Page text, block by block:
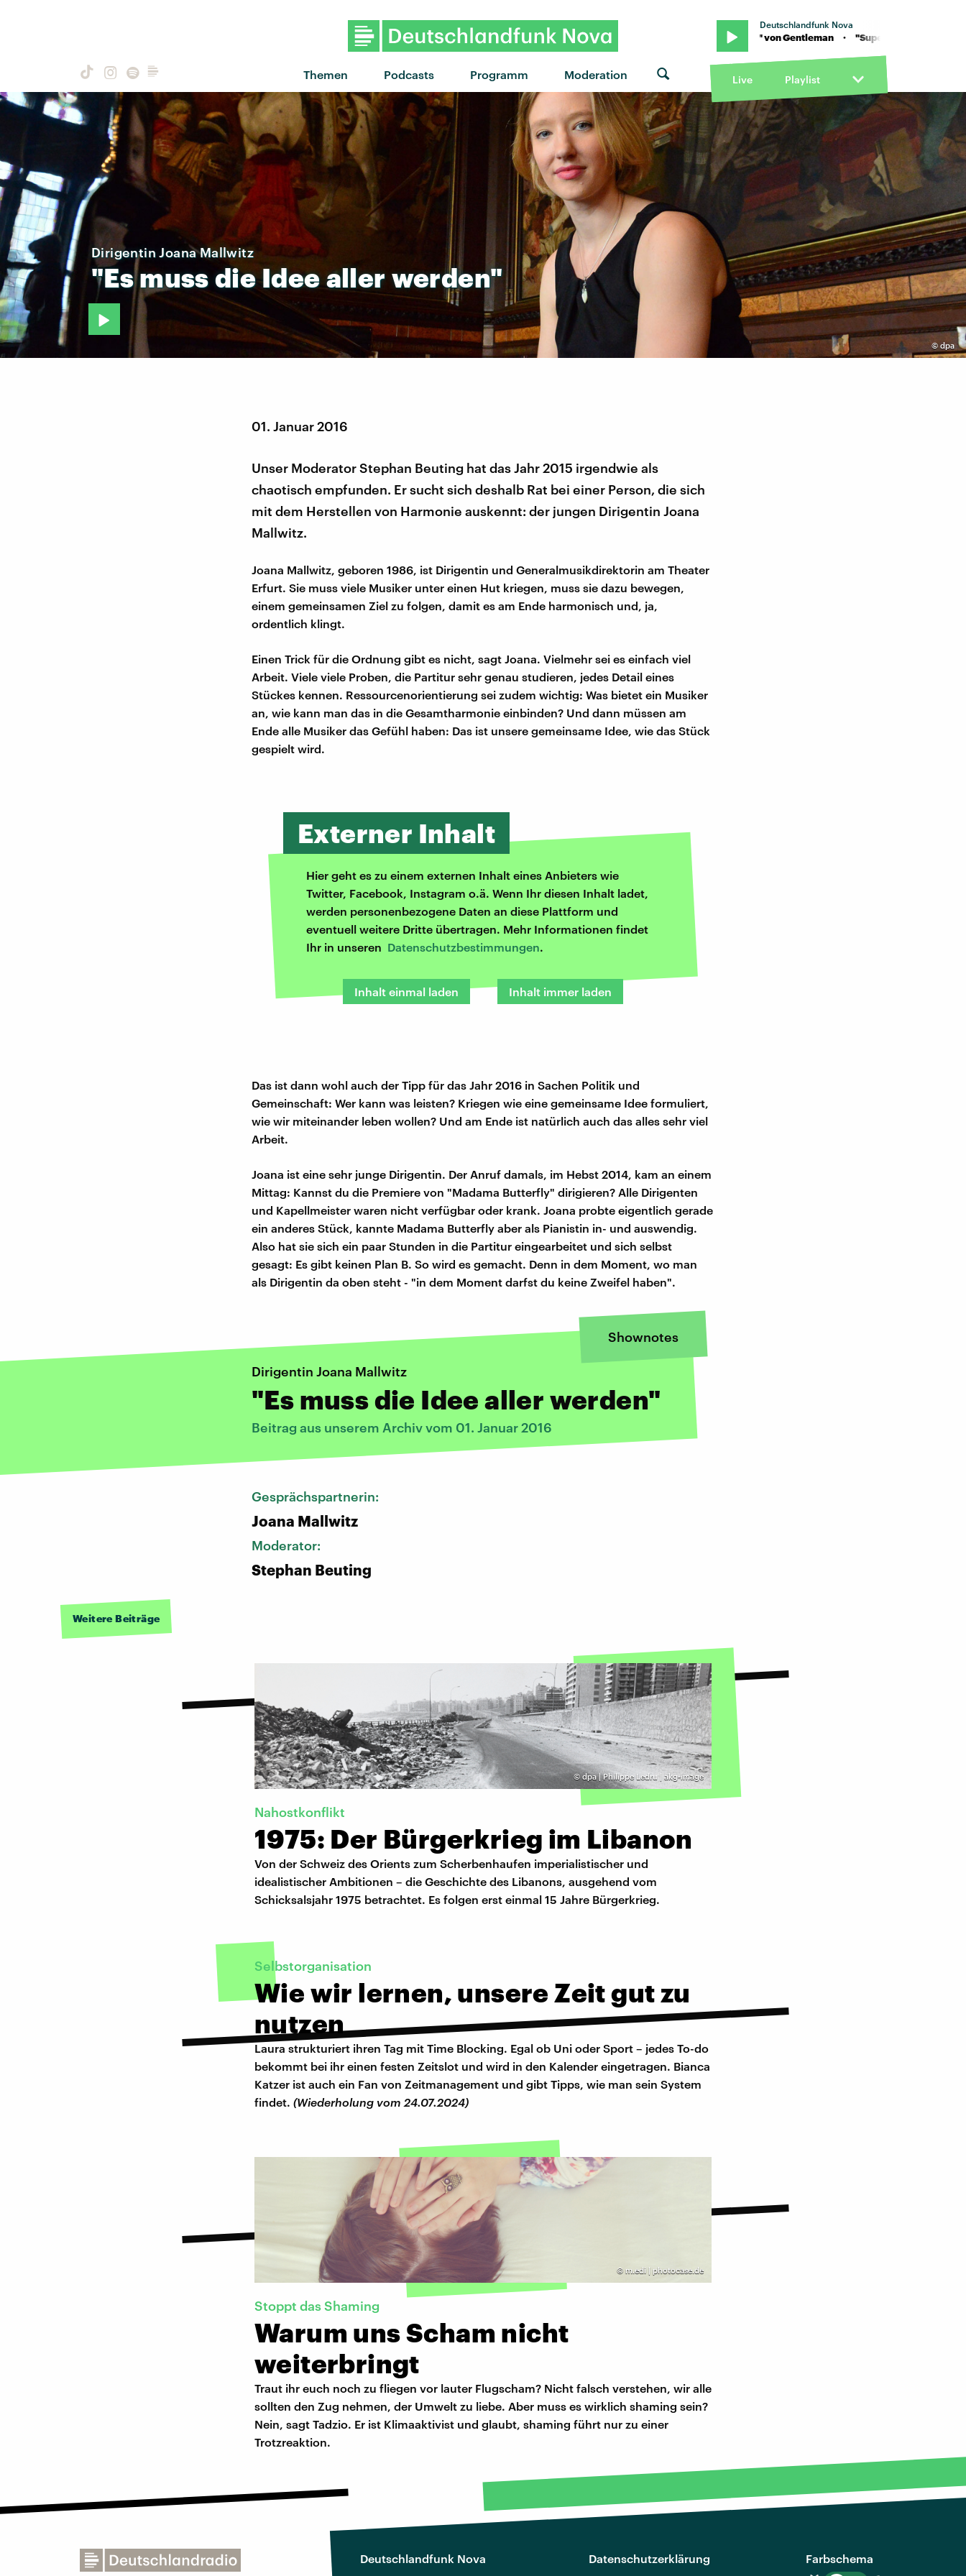
Themen Podcasts Programm Moderation
Deutschlandfunk Nova
"Superior" von Gentleman · "Superior" von Gentleman · "Superior" von Gentleman
Live Playlist
© dpa
Dirigentin Joana Mallwitz
"EsmussdieIdeealler werden"
01. Januar 2016
Unser Moderator Stephan Beuting hat das Jahr 2015 irgendwie als
chaotisch empfunden. Er sucht sich deshalb Rat bei einer Person, die sich
mit dem Herstellen von Harmonie auskennt: der jungen Dirigentin Joana
Mallwitz.
Joana Mallwitz, geboren 1986, ist Dirigentin und Generalmusikdirektorin am Theater
Erfurt. Sie muss viele Musiker unter einen Hut kriegen, muss sie dazu bewegen,
einem gemeinsamen Ziel zu folgen, damit es am Ende harmonisch und, ja,
ordentlich klingt.
Einen Trick für die Ordnung gibt es nicht, sagt Joana. Vielmehr sei es einfach viel
Arbeit. Viele viele Proben, die Partitur sehr genau studieren, jedes Detail eines
Stückes kennen. Ressourcenorientierung sei zudem wichtig: Was bietet ein Musiker
an, wie kann man das in die Gesamtharmonie einbinden? Und dann müssen am
Ende alle Musiker das Gefühl haben: Das ist unsere gemeinsame Idee, wie das Stück
gespielt wird.
Externer Inhalt
Hier geht es zu einem externen Inhalt eines Anbieters wie
Twitter, Facebook, Instagram o.ä. Wenn Ihr diesen Inhalt ladet,
werden personenbezogene Daten an diese Plattform und
eventuell weitere Dritte übertragen. Mehr Informationen findet
Ihr in unseren Datenschutzbestimmungen.
Inhalt einmal laden Inhalt immer laden
Das ist dann wohl auch der Tipp für das Jahr 2016 in Sachen Politik und
Gemeinschaft: Wer kann was leisten? Kriegen wie eine gemeinsame Idee formuliert,
wie wir miteinander leben wollen? Und am Ende ist natürlich auch das alles sehr viel
Arbeit.
Joana ist eine sehr junge Dirigentin. Der Anruf damals, im Hebst 2014, kam an einem
Mittag: Kannst du die Premiere von "Madama Butterfly" dirigieren? Alle Dirigenten
und Kapellmeister waren nicht verfügbar oder krank. Joana probte eigentlich gerade
ein anderes Stück, kannte Madama Butterfly aber als Pianistin in- und auswendig.
Also hat sie sich ein paar Stunden in die Partitur eingearbeitet und sich selbst
gesagt: Es gibt keinen Plan B. So wird es gemacht. Denn in dem Moment, wo man
als Dirigentin da oben steht - "in dem Moment darfst du keine Zweifel haben".
Shownotes
Dirigentin Joana Mallwitz
"Es muss die Idee aller werden"
Beitrag aus unserem Archiv vom 01. Januar 2016
Gesprächspartnerin:
Joana Mallwitz
Moderator:
Stephan Beuting
Weitere Beiträge
©dpa | Philippe Ledru | akg-image
Nahostkonflikt
1975: Der Bürgerkrieg im Libanon
Von der Schweiz des Orients zum Scherbenhaufen imperialistischer und
idealistischer Ambitionen – die Geschichte des Libanons, ausgehend vom
Schicksalsjahr 1975 betrachtet. Es folgen erst einmal 15 Jahre Bürgerkrieg.
Selbstorganisation
Wie wir lernen, unsere Zeit gut zu
nutzen
Laura strukturiert ihren Tag mit Time Blocking. Egal ob Uni oder Sport – jedes To-do
bekommt bei ihr einen festen Zeitslot und wird in den Kalender eingetragen. Bianca
Katzer ist auch ein Fan von Zeitmanagement und gibt Tipps, wie man sein System
findet. (Wiederholung vom 24.07.2024)
© m.edi | photocase.de
Stoppt das Shaming
Warum uns Scham nicht
weiterbringt
Traut ihr euch noch zu fliegen vor lauter Flugscham? Nicht falsch verstehen, wir alle
sollten den Zug nehmen, der Umwelt zu liebe. Aber muss es wirklich shaming sein?
Nein, sagt Tadzio. Er ist Klimaaktivist und glaubt, shaming führt nur zu einer
Trotzreaktion.
Deutschlandfunk Nova
Datenschutzerklärung
Farbschema